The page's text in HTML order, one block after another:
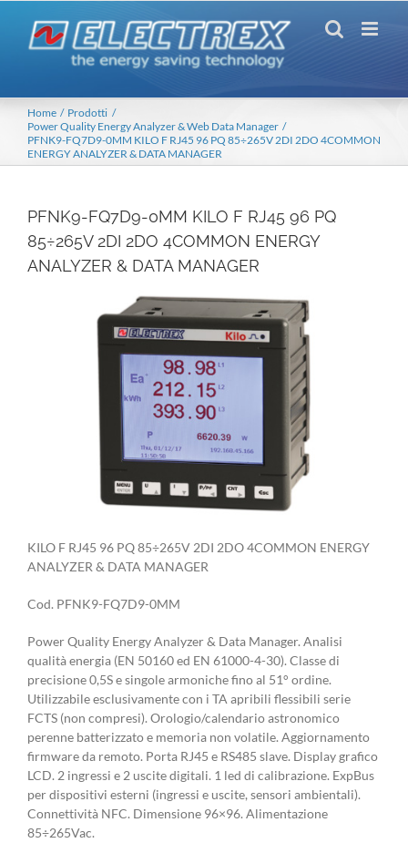
contenuto
Home
Prodotti
Power Quality Energy Analyzer & Web Data Manager
PFNK9-FQ7D9-0MM KILO F RJ45 96 PQ 85÷265V 2DI 2DO 4COMMON
ENERGY ANALYZER & DATA MANAGER
PFNK9-FQ7D9-0MM KILO F RJ45 96 PQ
85÷265V 2DI 2DO 4COMMON ENERGY
ANALYZER & DATA MANAGER
KILO F RJ45 96 PQ 85÷265V 2DI 2DO 4COMMON ENERGY
ANALYZER & DATA MANAGER
Cod. PFNK9-FQ7D9-0MM
Power Quality Energy Analyzer & Data Manager. Analisi
qualità energia (EN 50160 ed EN 61000-4-30). Classe di
precisione 0,5S e singole armoniche fino al 51° ordine.
Utilizzabile esclusivamente con i TA apribili flessibili serie
FCTS (non compresi). Orologio/calendario astronomico
perenne batterizzato e memoria non volatile. Aggiornamento
firmware da remoto. Porta RJ45 e RS485 slave. Display grafico
LCD. 2 ingressi e 2 uscite digitali. 1 led di calibrazione. ExpBus
per dispositivi esterni (ingressi e uscite, sensori ambientali).
Connettività NFC. Dimensione 96×96. Alimentazione
85÷265Vac.